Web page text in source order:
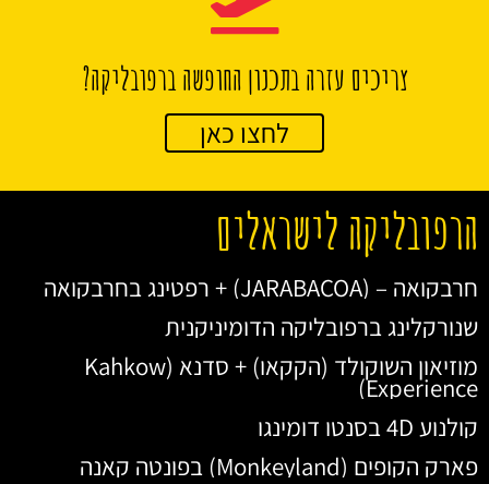
צריכים עזרה בתכנון החופשה ברפובליקה?
לחצו כאן
הרפובליקה לישראלים
חרבקואה – (JARABACOA) + רפטינג בחרבקואה
שנורקלינג ברפובליקה הדומיניקנית
מוזיאון השוקולד (הקקאו) + סדנא (Kahkow
Experience)
קולנוע 4D בסנטו דומינגו
פארק הקופים (Monkeyland) בפונטה קאנה